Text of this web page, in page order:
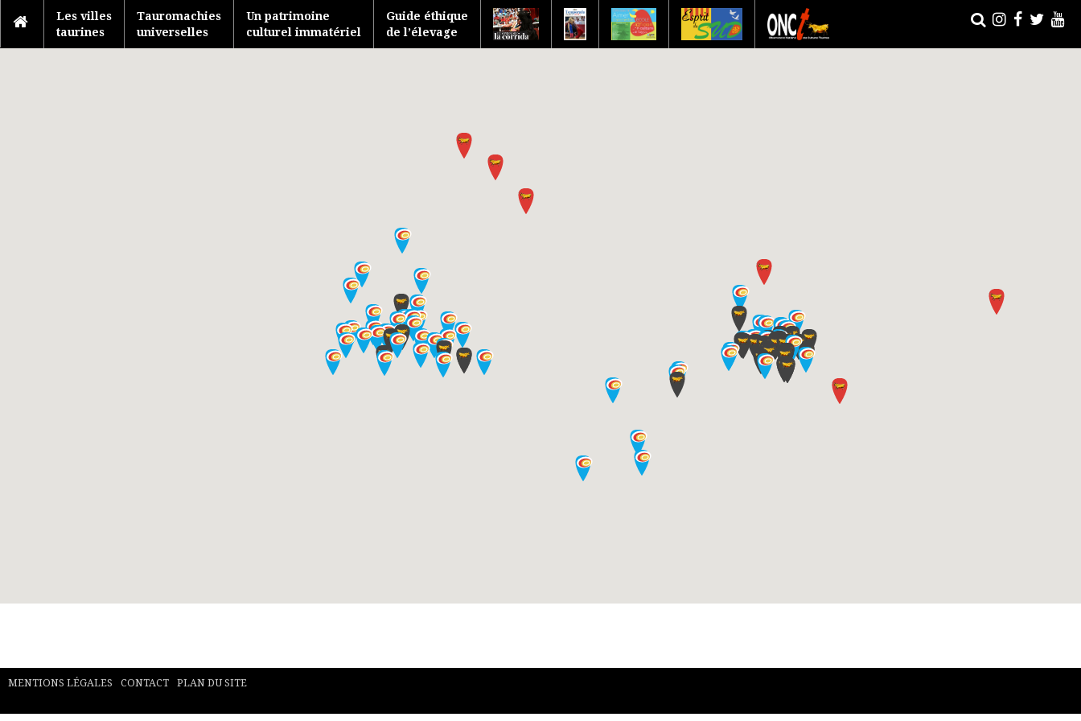
Les villes
taurines
Tauromachies
universelles
Un patrimoine
culturel immatériel
Guide éthique
de l’élevage
MENTIONS LÉGALES CONTACT PLAN DU SITE